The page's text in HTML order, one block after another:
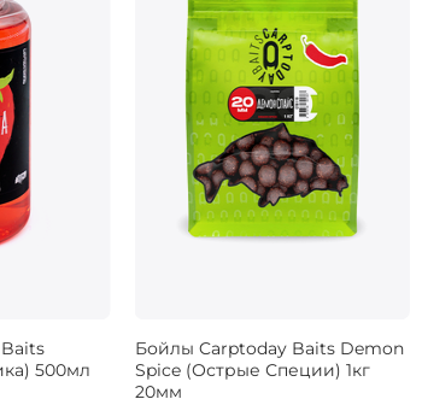
500мл
Бойлы Carptoday Baits Demon
Spice (Острые Специи) 1кг
20мм